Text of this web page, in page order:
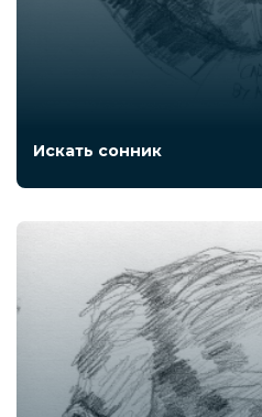
Искать сонник